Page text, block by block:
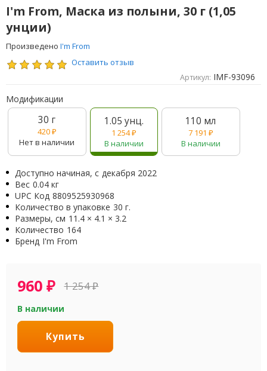
I'm From, Маска из полыни, 30 г (1,05
унции)
Произведено I'm From
Оставить отзыв
Артикул: IMF-93096
Модификации
30 г
420₽
Нет в наличии
1.05 унц.
1 254₽
В наличии
110 мл
7 191 ₽
В наличии
Доступно начиная, с декабря 2022
Вес 0.04 кг
UPC Код 8809525930968
Количество в упаковке 30 г.
Размеры, см 11.4 × 4.1 × 3.2
Количество 164
Бренд I'm From
960₽ 1 254₽
В наличии
Купить